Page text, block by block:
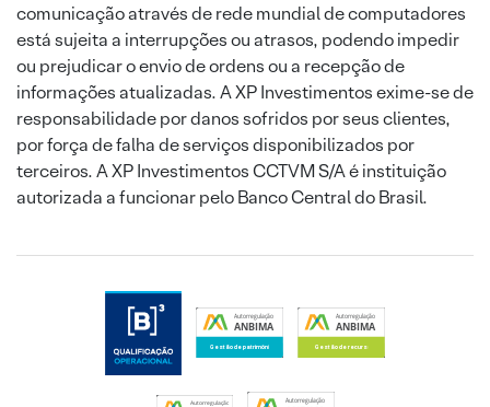
comunicação através de rede mundial de computadores
está sujeita a interrupções ou atrasos, podendo impedir
ou prejudicar o envio de ordens ou a recepção de
informações atualizadas. A XP Investimentos exime-se de
responsabilidade por danos sofridos por seus clientes,
por força de falha de serviços disponibilizados por
terceiros. A XP Investimentos CCTVM S/A é instituição
autorizada a funcionar pelo Banco Central do Brasil.